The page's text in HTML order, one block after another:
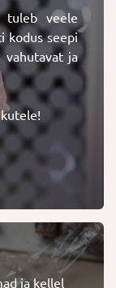
tuleb veele
kodus seepi
vahutavat ja
ja kellel